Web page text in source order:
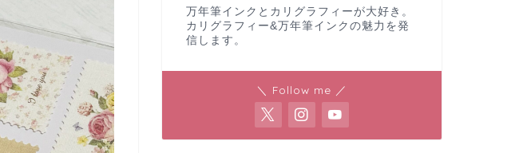
万年筆インクとカリグラフィーが大好き。
カリグラフィー&万年筆インクの魅力を発
信します。
＼ Follow me ／